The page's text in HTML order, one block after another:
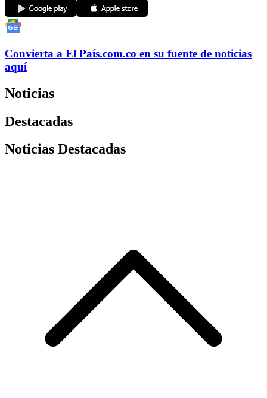
Convierta a El País.com.co en su fuente de noticias
aquí
Noticias
Destacadas
Noticias Destacadas